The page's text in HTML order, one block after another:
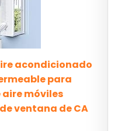
acondicionado
para
móviles
ventana de CA